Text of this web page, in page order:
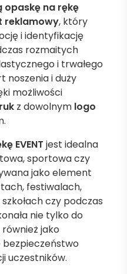
opaskę na rękę
reklamowy, który
i identyfikację
rozmaitych
i trwałego
noszenia i duży
możliwości
z dowolnym logo
EVENT jest idealna
sportowa czy
jako element
festiwalach,
czy podczas
nie tylko do
jako
bezpieczeństwo
uczestników.